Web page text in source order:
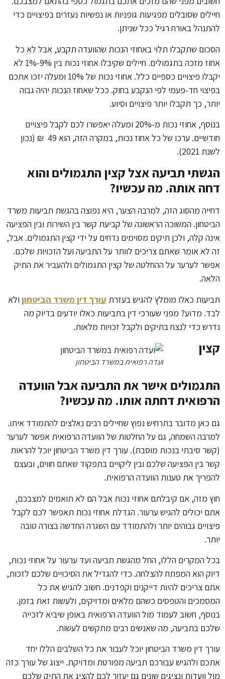
חיילים שסובלים מפגיעות גופניות או נפשיות נעזרים בפיצויים כדי
להתנהל באורח רגיל ככל שניתן.
הסכום שתקבלו תלוי באחוזי הנכות שהוועדה תקבע, אבל לא כל
אחוז מזכה בתגמולים. חיילים שקיבלו אחוזי נכות בין 9%-1% לא
יקבלו פיצויים כספיים כלל. אחוזי נכות של 10% ומעלה יזכו אתכם
בפיצוי חד-פעמי לפי הנקבע בחוק. ככל שאחוז הנכות יהיה גבוה
יותר, כך תקבלו יותר פיצויים וסיוע.
בנוסף, אחוזי נכות מ-20% ומעלה יאפשרו לכם לקבל פיצויים
חודשיים. ערכו של כל אחוז נכות, במקרה הזה, הוא 49 ₪ (נכון
לשנת 2021).
הגשתי תביעה אצל קצין התגמולים והוא
דחה אותה. מה עכשיו?
דחייה מהסוג הזה, למרבה הצער, היא נפוצה בהגשת תביעות משרד
הביטחון. המשוכה הראשונה של קביעת קשר בין השירות ובין הפציעה
אינה קלה, ולכן תיקים מסוימים נדחים על ידי קצין התגמולים. אבל,
זה לא אומר שאתם צריכים לוותר על התביעה ועל הזכויות שלכם.
אפשר לערער על ההחלטה של קצין התגמולים ולהעביר את התיק
הלאה.
תביעות כאלו מומלץ להגיש בעזרת עורך דין משרד הביטחוןולא
לבד. מדוע? מפני שעורכי דין בתביעות כאלו יודעים בדיוק מה
נדרש כדי לנצח בתיקים ולקבל זכויות מלאות.
ועדה רפואית במשרד הביטחון
קצין
התגמולים אישר את התביעה אבל הוועדה
הרפואית דחתה אותו. מה עכשיו?
גם כאן מדובר בתרחיש נפוץ שחיילים רבים נאלצים להתמודד איתו.
למרבה השמחה, גם על החלטות של הוועדה הרפואית אפשר לערער
(קשר סיבתי בנכות מוסבת). עורך דין משרד הביטחון יוכל להראות
קשר בין הפציעה שלכם ובין ליקויים בתפקוד שאתם חווים, ובעצם
להפריך את טענות הוועדה הרפואית.
חוץ מזה, אם קיבלתם אחוזי נכות אבל הם לא תואמים למצבכם,
אתם יכולים להגיש ערעור. הגדלת אחוזי נכות תאפשר לכם לקבל
פיצויים גבוהים יותר ולהתמודד עם השגרה החדשה בצורה טובה
יותר.
בכל המקרים הללו, החל מהגשת תביעה ועד ערעור על אחוזי נכות,
דיוק הוא המפתח להצלחה. כדי להגדיל את הסיכויים שלכם לזכות,
אתם צריכים להיות דייקנים וקפדנים. חשוב להגיש את כל
המסמכים והטפסים כשהם מלאים ומדויקים, ולעשות זאת בזמן.
בנוסף, חשוב לעמוד מול הוועדה הרפואית באופן שיביא לזכייה
שלכם בתביעה, מה שאנשים רבים מתקשים לעשות.
עורך דין משרד הביטחון יוכל לעבור את כל השלבים הללו יחד
אתכם ולהגיש עבורכם תביעה מפורטת ומדויקת. ייצוג של עורך כזה
מול וועדות ונציגים שונים גם יעזור לכם להציג את התיק שלכם